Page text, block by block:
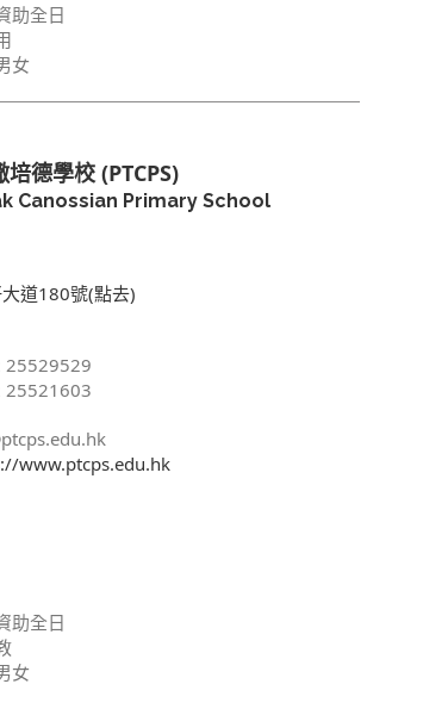
助全日
女
培德學校 (PTCPS)
Canossian Primary School
道180號(點去)
www.ptcps.edu.hk
助全日
女